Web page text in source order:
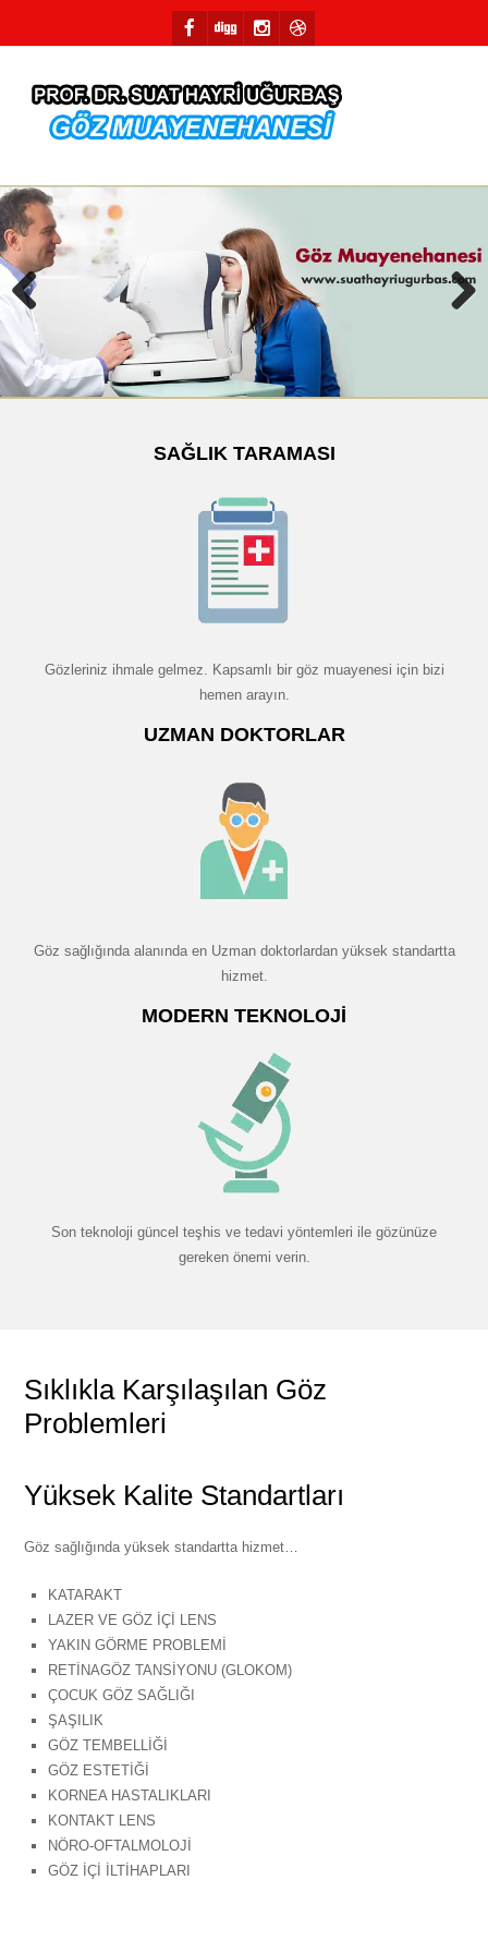
Previous
SAĞLIK TARAMASI
Gözleriniz ihmale gelmez. Kapsamlı bir göz muayenesi için bizi
hemen arayın.
UZMAN DOKTORLAR
Göz sağlığında alanında en Uzman doktorlardan yüksek standartta
hizmet.
MODERN TEKNOLOJI
Son teknoloji güncel teşhis ve tedavi yöntemleri ile gözünüze
gereken önemi verin.
Sıklıkla Karşılaşılan Göz
Problemleri
Yüksek Kalite Standartları
Göz sağlığında yüksek standartta hizmet…
KATARAKT
LAZER VE GÖZ İÇİ LENS
YAKIN GÖRME PROBLEMİ
RETİNAGÖZ TANSİYONU (GLOKOM)
ÇOCUK GÖZ SAĞLIĞI
ŞAŞILIK
GÖZ TEMBELLİĞİ
GÖZ ESTETİĞİ
KORNEA HASTALIKLARI
KONTAKT LENS
NÖRO-OFTALMOLOJİ
GÖZ İÇİ İLTİHAPLARI